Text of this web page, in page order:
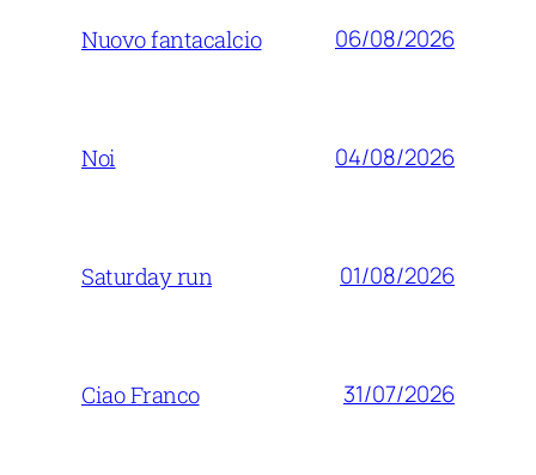
Nuovo fantacalcio 06/08/2026
Noi 04/08/2026
Saturday run 01/08/2026
Ciao Franco 31/07/2026